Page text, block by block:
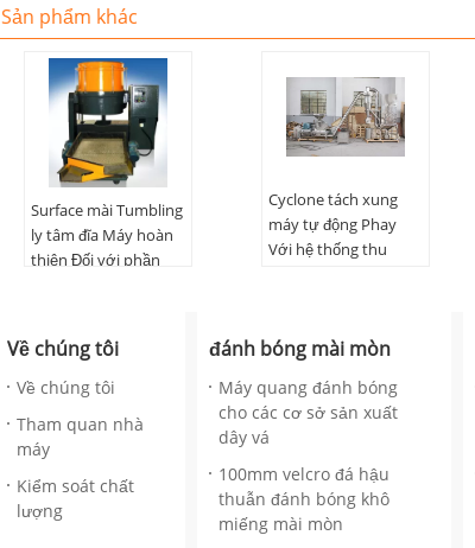
Sản phẩm khác
Surface mài Tumbling
ly tâm đĩa Máy hoàn
thiện Đối với phần
Surface mài Tumbling
ứng dụng:đánh bóng
Kích thước::
1700X1380X1410MM
50Hz
Cyclone tách xung
máy tự động Phay
Với hệ thống thu
ứng dụng: bột, hạt
Điều kiện:Mới
Bảo hành:1 năm
Về chúng tôi
Về chúng tôi
Tham quan nhà
máy
Kiểm soát chất
lượng
đánh bóng mài mòn
Máy quang đánh bóng
cho các cơ sở sản xuất
dây vá
100mm velcro đá hậu
thuẫn đánh bóng khô
miếng mài mòn